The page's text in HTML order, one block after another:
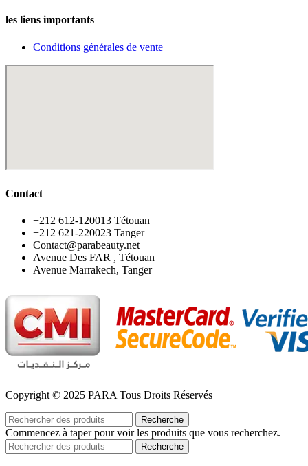
les liens importants
Conditions générales de vente
Contact
‪+212 612-120013 Tétouan
‪+212 621-220023 Tanger
Contact@parabeauty.net
Avenue Des FAR , Tétouan
Avenue Marrakech, Tanger
Copyright © 2025 PARA Tous Droits Réservés
Recherche
Commencez à taper pour voir les produits que vous recherchez.
Recherche